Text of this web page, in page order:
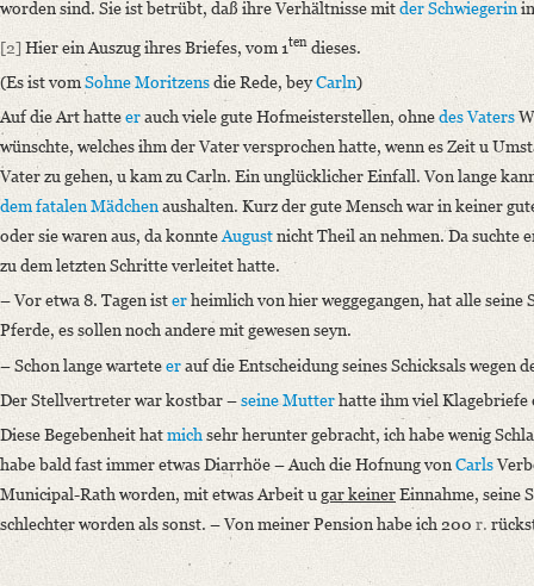
Wir sind sehr gerührt, von Ihrer Sorgfalt, die Zahlung der 200 r.– [...]“
Language
German
Editors
Bamberg, Claudia
Varwig, Olivia
Zeil, Sophia
worden sind. Sie ist betrübt, daß ihre Verhältnisse mitder Schwiegerin
[2]Hier ein Auszug ihres Briefes, vom 1ten dieses.
(Es ist vomSohneMoritzensdie Rede, beyCarln)
Auf die Art hatteerauch viele gute Hofmeisterstellen, ohnedes Vaters
wünschte, welches ihm der Vater versprochen hatte, wenn es Zeit u
Vater zu gehen, u kam zu Carln. Ein unglücklicher Einfall. Von lange
dem fatalen Mädchenaushalten. Kurz der gute Mensch war in keiner
oder sie waren aus, da konnteAugustnicht Theil an nehmen. Da suchte
zu dem letzten Schritte verleitet hatte.
– Vor etwa 8. Tagen isterheimlich von hier weggegangen, hat alle seine
Pferde, es sollen noch andere mit gewesen seyn.
– Schon lange warteteerauf die Entscheidung seines Schicksals
Der Stellvertreter war kostbar –seine Mutterhatte ihm viel Klagebriefe
Diese Begebenheit hatmich sehr herunter gebracht, ich habe wenig
habe bald fast immer etwas Diarrhöe – Auch die Hofnung vonCarls
Municipal-Rath worden, mit etwas Arbeit u gar keinerEinnahme, seine
schlechter worden als sonst. – Von meiner Pension habe ich 200 r.